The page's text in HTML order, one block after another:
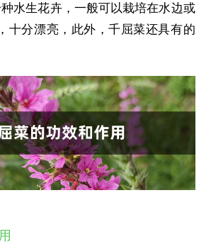
水生花卉，一般可以栽培在水边或
十分漂亮，此外，千屈菜还具有的